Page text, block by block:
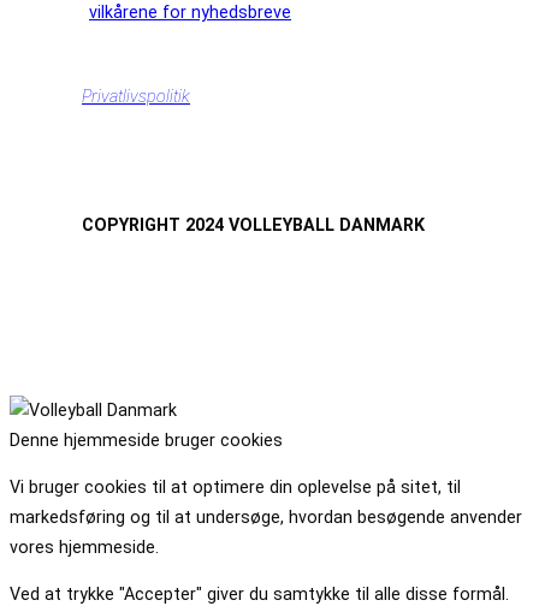
vilkårene for nyhedsbreve
Privatlivspolitik
COPYRIGHT 2024 VOLLEYBALL DANMARK
Denne hjemmeside bruger cookies
Vi bruger cookies til at optimere din oplevelse på sitet, til
markedsføring og til at undersøge, hvordan besøgende anvender
vores hjemmeside.
Ved at trykke "Accepter" giver du samtykke til alle disse formål.